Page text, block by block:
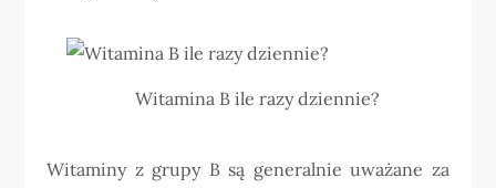
Witamina B ile razy dziennie?
Witaminy z grupy B są generalnie uważane za